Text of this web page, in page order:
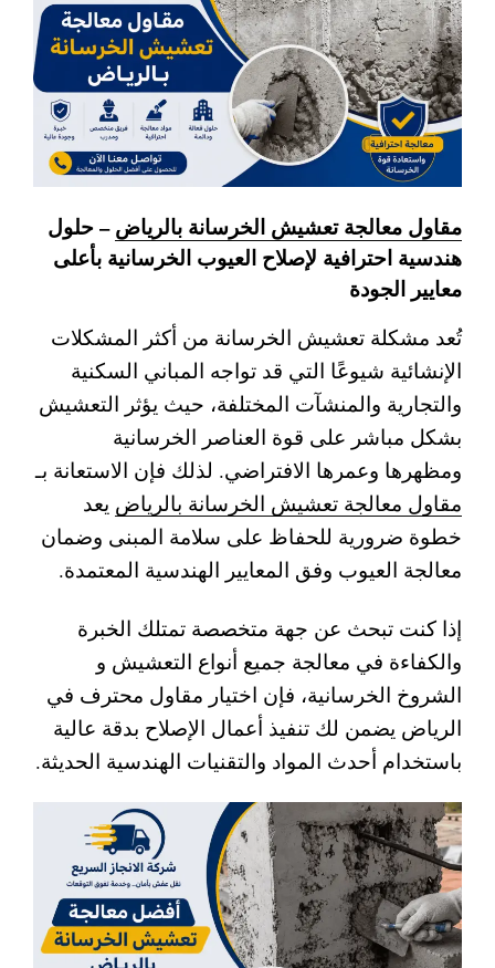
مقاول معالجة تعشيش الخرسانة بالرياض– حلول
هندسية احترافية لإصلاح العيوب الخرسانية بأعلى
معايير الجودة
تُعد مشكلة تعشيش الخرسانة من أكثر المشكلات
الإنشائية شيوعًا التي قد تواجه المباني السكنية
والتجارية والمنشآت المختلفة، حيث يؤثر التعشيش
بشكل مباشر على قوة العناصر الخرسانية
ومظهرها وعمرها الافتراضي. لذلك فإن الاستعانة بـ
مقاول معالجة تعشيش الخرسانة بالرياض يعد
خطوة ضرورية للحفاظ على سلامة المبنى وضمان
معالجة العيوب وفق المعايير الهندسية المعتمدة.
إذا كنت تبحث عن جهة متخصصة تمتلك الخبرة
والكفاءة في معالجة جميع أنواع التعشيش و
الشروخ الخرسانية، فإن اختيار مقاول محترف في
الرياض يضمن لك تنفيذ أعمال الإصلاح بدقة عالية
باستخدام أحدث المواد والتقنيات الهندسية الحديثة.